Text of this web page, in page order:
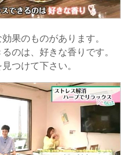
果のものがあります。
のは、好きな香りです。
つけて下さい。